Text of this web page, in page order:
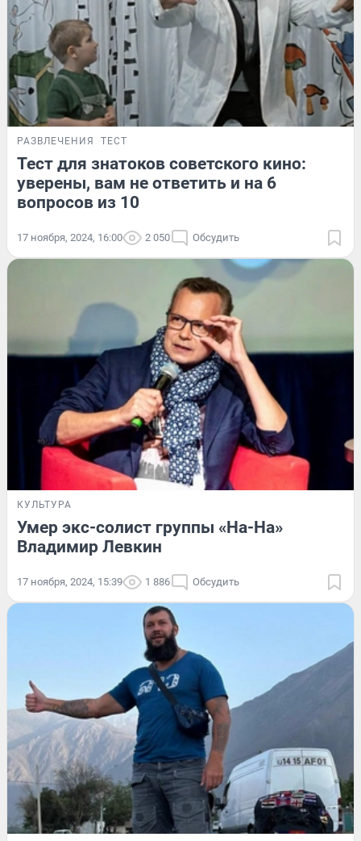
РАЗВЛЕЧЕНИЯ ТЕСТ
Тест для знатоков советского кино:
уверены, вам не ответить и на 6
вопросов из 10
17 ноября, 2024, 16:00 2 050 Обсудить
КУЛЬТУРА
Умер экс-солист группы «На-На»
Владимир Левкин
17 ноября, 2024, 15:39 1 886 Обсудить